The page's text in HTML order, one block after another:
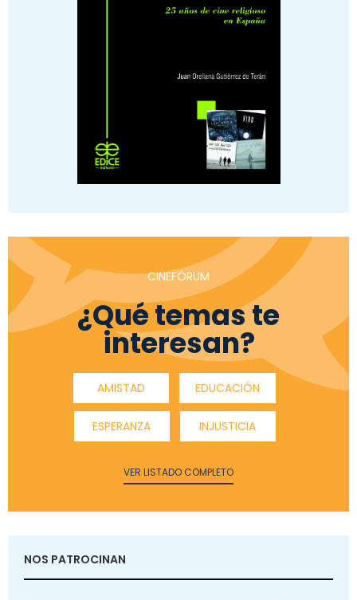
CINEFÓRUM
¿Qué temas te
interesan?
AMISTAD EDUCACIÓN
ESPERANZA INJUSTICIA
VER LISTADO COMPLETO
NOS PATROCINAN